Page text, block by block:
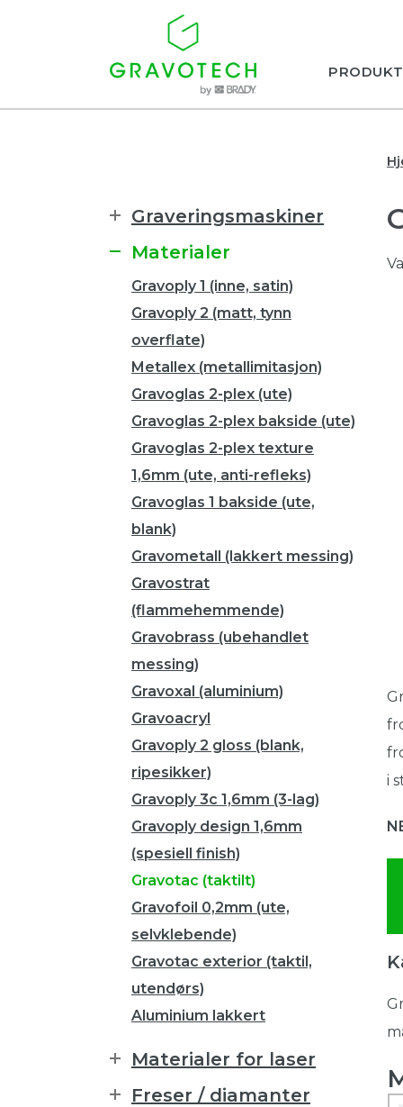
i
Graveringsmaskiner
Materialer
Gravoply 1 (inne, satin)
Gravoply 2 (matt, tynn
overflate)
Metallex (metallimitasjon)
Gravoglas 2-plex (ute)
Gravoglas 2-plex bakside (ute)
Gravoglas 2-plex texture
1,6mm (ute, anti-refleks)
Gravoglas 1 bakside (ute,
blank)
Gravometall (lakkert messing)
Gravostrat
(flammehemmende)
Gravobrass (ubehandlet
messing)
Gravoxal (aluminium)
Gravoacryl
Gravoply 2 gloss (blank,
ripesikker)
Gravoply 3c 1,6mm (3-lag)
Gravoply design 1,6mm
(spesiell finish)
Gravotac (taktilt)
Gravofoil 0,2mm (ute,
selvklebende)
Gravotac exterior (taktil,
utendørs)
Aluminium lakkert
Materialer for laser
Freser / diamanter